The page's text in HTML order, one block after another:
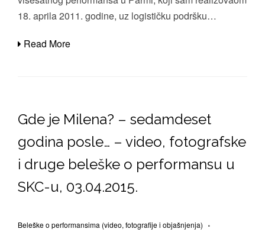
18. aprila 2011. godine, uz logističku podršku…
Read More
Gde je Milena? – sedamdeset
godina posle… – video, fotografske
i druge beleške o performansu u
SKC-u, 03.04.2015.
Beleške o performansima (video, fotografije i objašnjenja)